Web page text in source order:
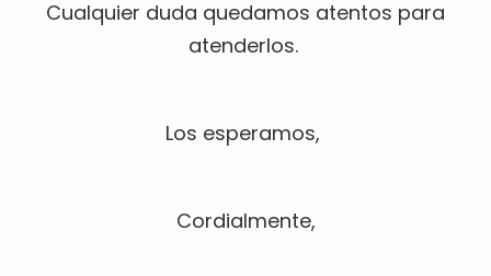
Cualquier duda quedamos atentos para
atenderlos.
Los esperamos,
Cordialmente,